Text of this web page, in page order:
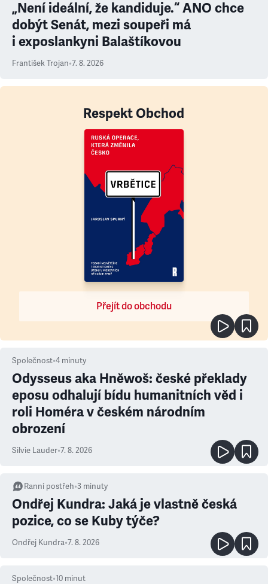
„Není ideální, že kandiduje.“ ANO chce
dobýt Senát, mezi soupeři má
i exposlankyni Balaštíkovou
František Trojan•7. 8. 2026
Respekt Obchod
Přejít do obchodu
Společnost•4 minuty
Odysseus aka Hněwoš: české překlady
eposu odhalují bídu humanitních věd i
roli Homéra v českém národním
obrození
Silvie Lauder•7. 8. 2026
Ranní postřeh•3 minuty
Ondřej Kundra: Jaká je vlastně česká
pozice, co se Kuby týče?
Ondřej Kundra•7. 8. 2026
Společnost•10 minut